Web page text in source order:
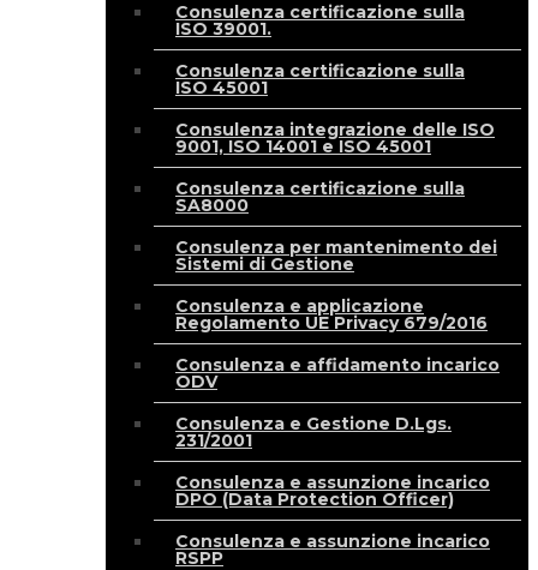
Consulenza certificazione sulla
ISO 39001.
Consulenza certificazione sulla
ISO 45001
Consulenza integrazione delle ISO
9001, ISO 14001 e ISO 45001
Consulenza certificazione sulla
SA8000
Consulenza per mantenimento dei
Sistemi di Gestione
Consulenza e applicazione
Regolamento UE Privacy 679/2016
Consulenza e affidamento incarico
ODV
Consulenza e Gestione D.Lgs.
231/2001
Consulenza e assunzione incarico
DPO (Data Protection Officer)
Consulenza e assunzione incarico
RSPP